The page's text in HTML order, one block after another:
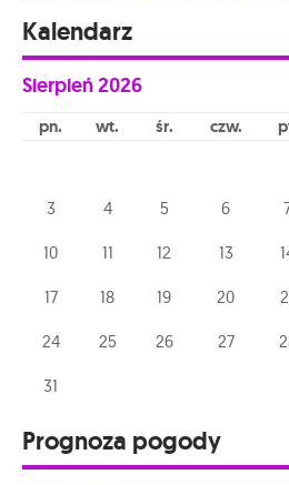
Kalendarz
Sierpień2026
pn wt śr czw
3 4 5 6
10 11 12 13
17 18 19 20
24 25 26 27
31
Prognoza pogody